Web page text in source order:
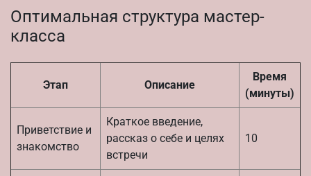
Оптимальная структура мастер-
класса
Этап Описание
Время
(минуты)
Приветствие и
знакомство
Краткое введение,
рассказ о себе и целях
встречи
10